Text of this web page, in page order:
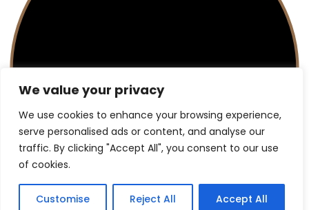
We value your privacy
We use cookies to enhance your browsing experience,
serve personalised ads or content, and analyse our
traffic. By clicking "Accept All", you consent to our use
of cookies.
Customise Reject All Accept All